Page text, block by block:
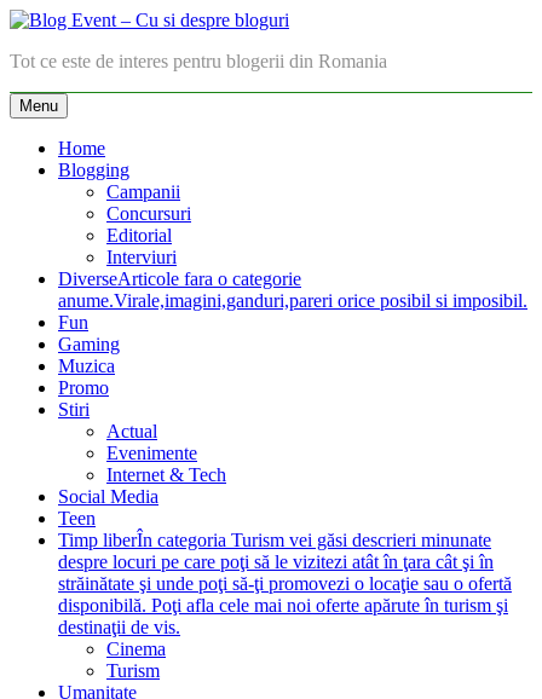
Skip
content
Blog Event – Cu si despre bloguri
Tot ce este de interes pentru blogerii din Romania
Menu
Home
Blogging
Campanii
Concursuri
Editorial
Interviuri
DiverseArticole fara o categorie
anume.Virale,imagini,ganduri,pareri orice posibil si imposibil.
Fun
Gaming
Muzica
Promo
Stiri
Actual
Evenimente
Internet & Tech
Social Media
Teen
Timp liberÎn categoria Turism vei găsi descrieri minunate
despre locuri pe care poţi să le vizitezi atât în ţara cât şi în
străinătate şi unde poţi să-ţi promovezi o locaţie sau o ofertă
disponibilă. Poţi afla cele mai noi oferte apărute în turism şi
destinaţii de vis.
Cinema
Turism
Umanitate